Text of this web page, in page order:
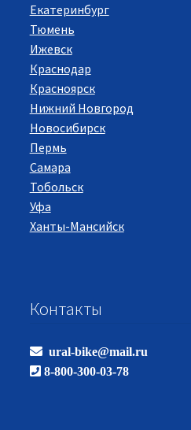
Екатеринбург
Тюмень
Ижевск
Краснодар
Красноярск
Нижний Новгород
Новосибирск
Пермь
Самара
Тобольск
Уфа
Ханты-Мансийск
Контакты
ural-bike@mail.ru
8-800-300-03-78